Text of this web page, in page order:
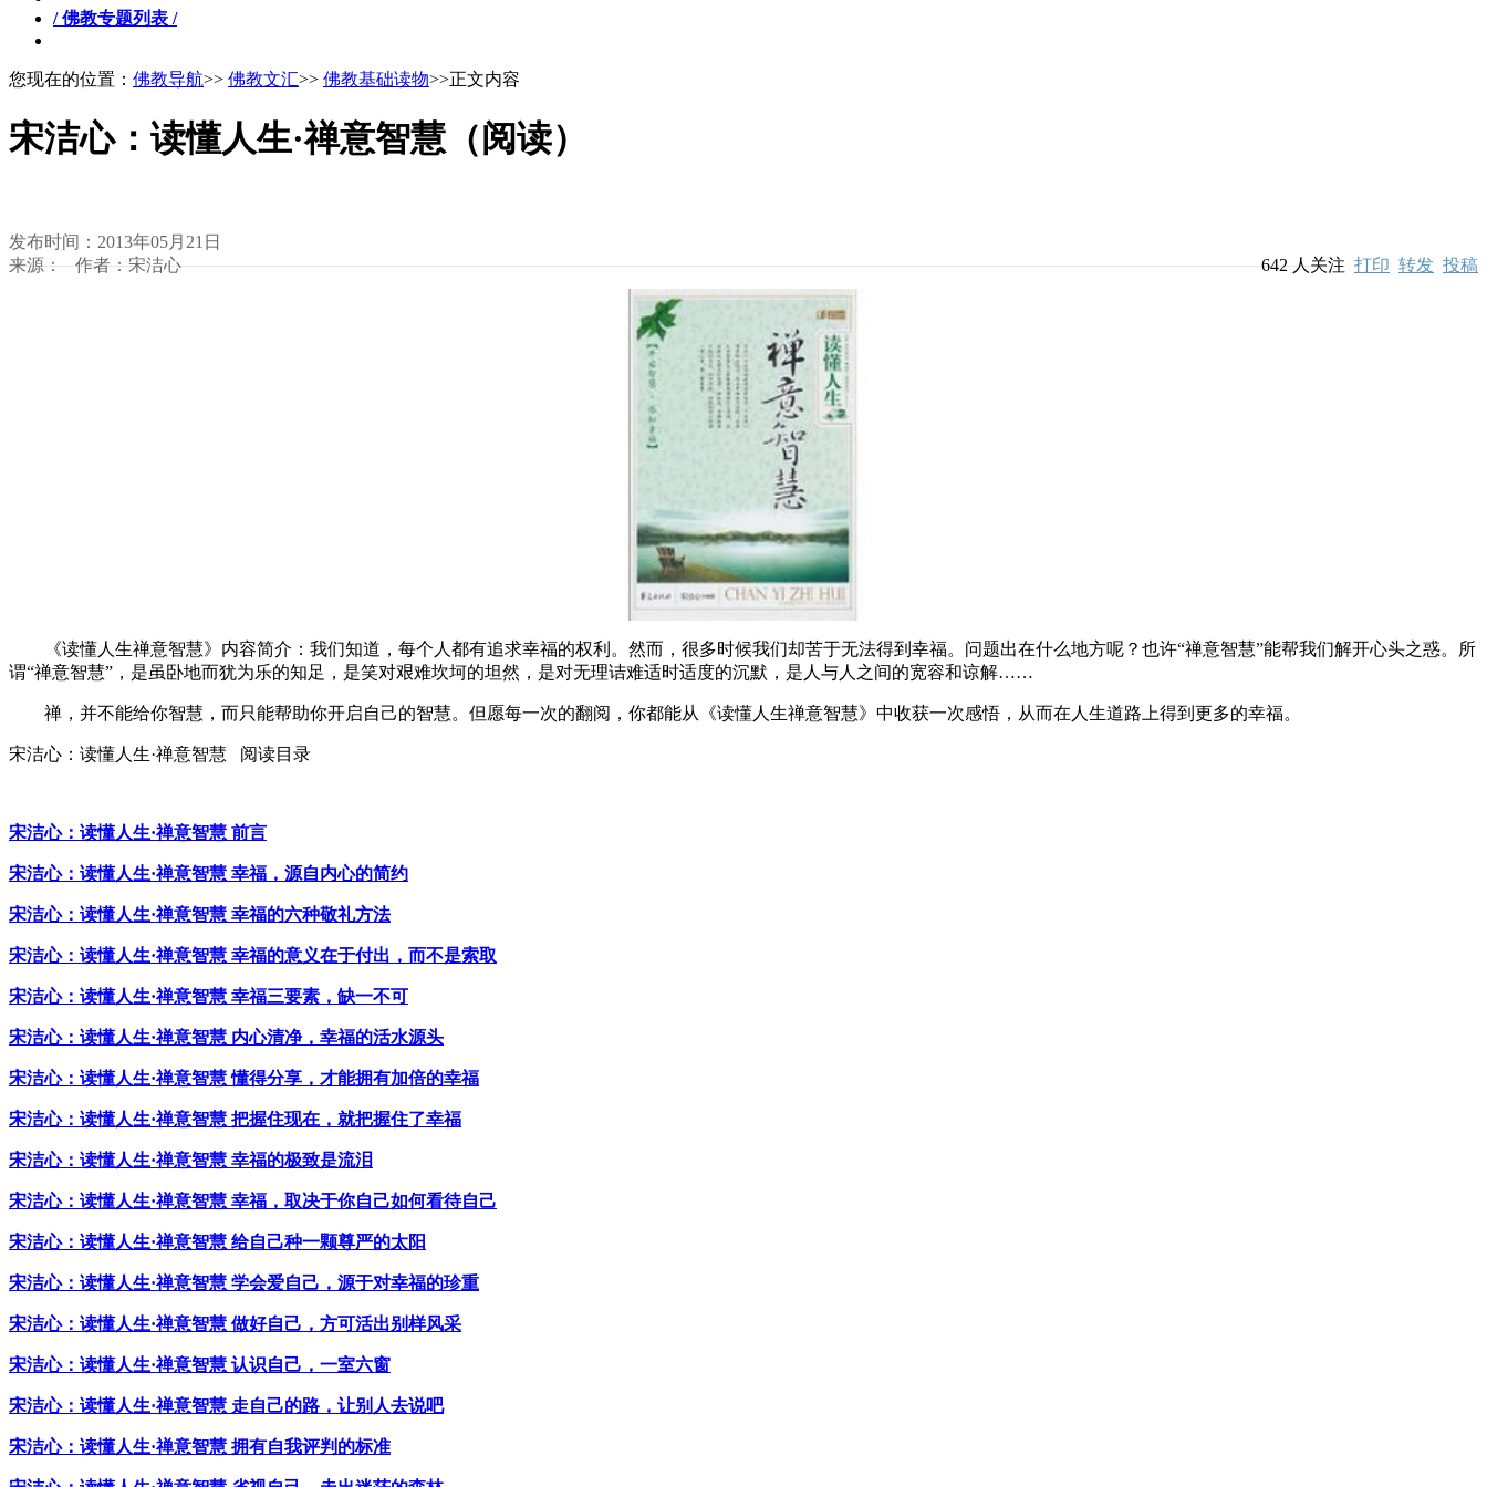
/ 佛教专题列表 /
您现在的位置： 佛教导航>> 佛教文汇>> 佛教基础读物>>正文内容
宋洁心：读懂人生·禅意智慧（阅读）
发布时间：2013年05月21日
来源： 作者：宋洁心
642人关注 打印 转发 投稿
《读懂人生禅意智慧》内容简介：我们知道，每个人都有追求幸福的权利。然而，很多时候我们却苦于无法得到幸福。问题出在什么地方呢？也许“禅意智慧”能帮我们解开心头之惑。所
谓“禅意智慧”，是虽卧地而犹为乐的知足，是笑对艰难坎坷的坦然，是对无理诘难适时适度的沉默，是人与人之间的宽容和谅解……
禅，并不能给你智慧，而只能帮助你开启自己的智慧。但愿每一次的翻阅，你都能从《读懂人生禅意智慧》中收获一次感悟，从而在人生道路上得到更多的幸福。
宋洁心：读懂人生·禅意智慧 阅读目录
宋洁心：读懂人生·禅意智慧 前言
宋洁心：读懂人生·禅意智慧 幸福，源自内心的简约
宋洁心：读懂人生·禅意智慧 幸福的六种敬礼方法
宋洁心：读懂人生·禅意智慧 幸福的意义在于付出，而不是索取
宋洁心：读懂人生·禅意智慧 幸福三要素，缺一不可
宋洁心：读懂人生·禅意智慧 内心清净，幸福的活水源头
宋洁心：读懂人生·禅意智慧 懂得分享，才能拥有加倍的幸福
宋洁心：读懂人生·禅意智慧 把握住现在，就把握住了幸福
宋洁心：读懂人生·禅意智慧 幸福的极致是流泪
宋洁心：读懂人生·禅意智慧 幸福，取决于你自己如何看待自己
宋洁心：读懂人生·禅意智慧 给自己种一颗尊严的太阳
宋洁心：读懂人生·禅意智慧 学会爱自己，源于对幸福的珍重
宋洁心：读懂人生·禅意智慧 做好自己，方可活出别样风采
宋洁心：读懂人生·禅意智慧 认识自己，一室六窗
宋洁心：读懂人生·禅意智慧 走自己的路，让别人去说吧
宋洁心：读懂人生·禅意智慧 拥有自我评判的标准